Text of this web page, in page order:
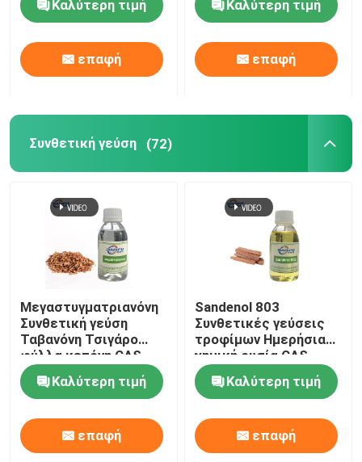
Καλύτερη τιμή
επαφή
1139-30-6
Καλύτερη τιμή
επαφή
Συνθετική γεύση (72)
Μεγαστυγματριανόνη
Συνθετική γεύση
Ταβανόνη Τσιγάρο
φύλλα κετόνη CAS
13215-88-8 Ημερήσια
χημικήΚαλύτερη τιμή
επαφή
Sandenol 803
Συνθετικές γεύσεις
τροφίμων Ημερήσια
χημική ουσία CAS
66068-84-6
Καλύτερη τιμή
επαφή